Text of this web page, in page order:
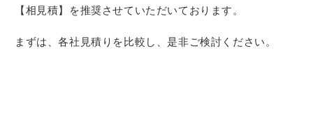
【相見積】を推奨させていただいております。
まずは、各社見積りを比較し、是非ご検討ください。